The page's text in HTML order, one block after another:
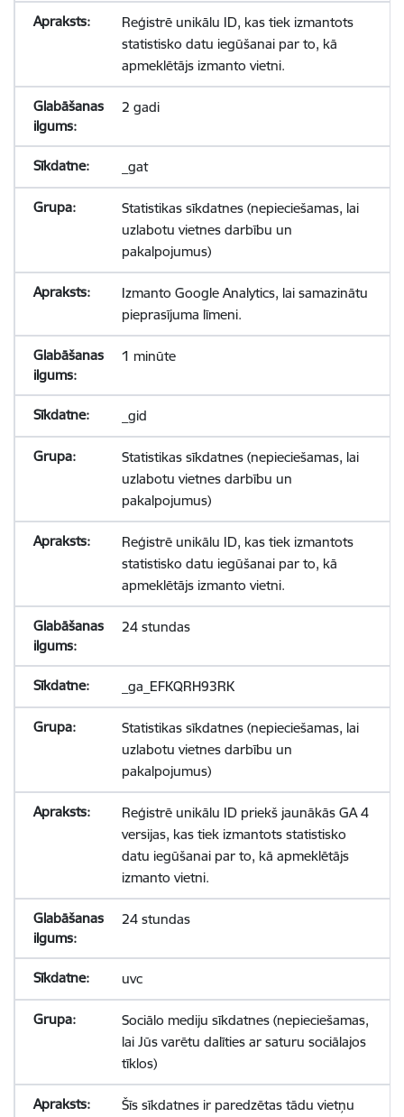
Reģistrē unikālu ID, kas tiek izmantots
statistisko datu iegūšanai par to, kā
apmeklētājs izmanto vietni.
2 gadi
_gat
Statistikas sīkdatnes (nepieciešamas, lai
uzlabotu vietnes darbību un
pakalpojumus)
Izmanto Google Analytics, lai samazinātu
pieprasījuma līmeni.
1 minūte
_gid
Statistikas sīkdatnes (nepieciešamas, lai
uzlabotu vietnes darbību un
pakalpojumus)
Reģistrē unikālu ID, kas tiek izmantots
statistisko datu iegūšanai par to, kā
apmeklētājs izmanto vietni.
24 stundas
_ga_EFKQRH93RK
Statistikas sīkdatnes (nepieciešamas, lai
uzlabotu vietnes darbību un
pakalpojumus)
Reģistrē unikālu ID priekš jaunākās GA 4
versijas, kas tiek izmantots statistisko
datu iegūšanai par to, kā apmeklētājs
izmanto vietni.
24 stundas
uvc
Sociālo mediju sīkdatnes (nepieciešamas,
lai Jūs varētu dalīties ar saturu sociālajos
tīklos)
Šīs sīkdatnes ir paredzētas tādu vietņu